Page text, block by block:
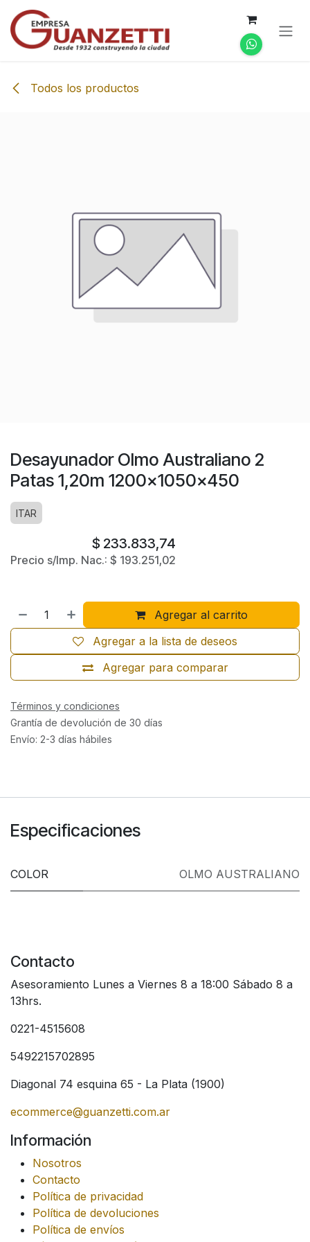
Ir al contenido
Todos los productos
Desayunador Olmo Australiano 2
Patas 1,20m 1200x1050x450
ITAR
$ 233.833,74
Precio s/Imp. Nac.: $ 193.251,02
Agregar al carrito
Agregar para comparar
Agregar a la lista de deseos
Términos y condiciones
Grantía de devolución de 30 días
Envío: 2-3 días hábiles
Especificaciones
COLOR OLMO AUSTRALIANO
Contacto
Asesoramiento Lunes a Viernes 8 a 18:00 Sábado 8 a
13hrs.
0221-4515608
5492215702895
Diagonal 74 esquina 65 - La Plata (1900)
ecommerce@guanzetti.com.ar
Información
Nosotros
Contacto
Política de privacidad
Política de devoluciones
Política de envíos